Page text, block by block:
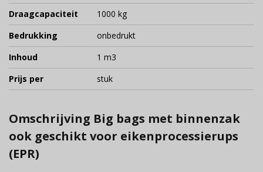
Draagcapaciteit
1000 kg
Bedrukking
onbedrukt
Inhoud
1 m3
Prijs per
stuk
Omschrijving Big bags met binnenzak
ook geschikt voor eikenprocessierups
(EPR)